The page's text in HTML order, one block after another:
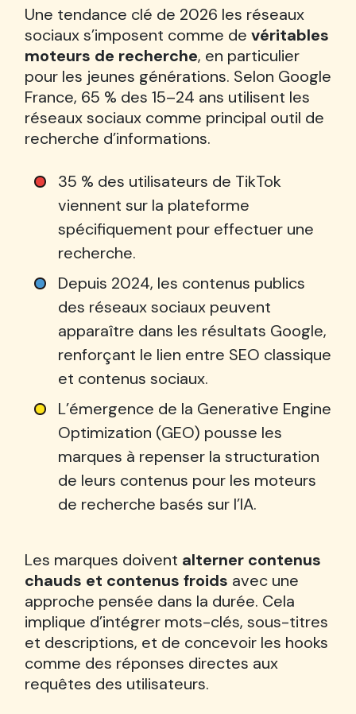
Une tendance clé de 2026 les réseaux
sociaux s’imposent comme de véritables
moteurs de recherche, en particulier
pour les jeunes générations. Selon Google
France, 65 % des 15–24 ans utilisent les
réseaux sociaux comme principal outil de
recherche d’informations.
35 % des utilisateurs de TikTok
viennent sur la plateforme
spécifiquement pour effectuer une
recherche.
Depuis 2024, les contenus publics
des réseaux sociaux peuvent
apparaître dans les résultats Google,
renforçant le lien entre SEO classique
et contenus sociaux.
L’émergence de la Generative Engine
Optimization (GEO) pousse les
marques à repenser la structuration
de leurs contenus pour les moteurs
de recherche basés sur l’IA.
Les marques doivent alterner contenus
chauds et contenus froids avec une
approche pensée dans la durée. Cela
implique d’intégrer mots-clés, sous-titres
et descriptions, et de concevoir les hooks
comme des réponses directes aux
requêtes des utilisateurs.